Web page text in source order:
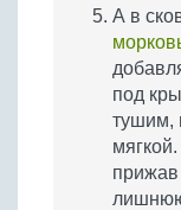
А в
под
тушим,